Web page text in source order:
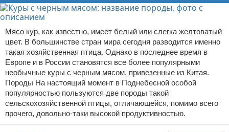
Мясо кур, как известно, имеет белый или слегка желтоватый
цвет. В большинстве стран мира сегодня разводится именно
такая хозяйственная птица. Однако в последнее время в
Европе и в России становятся все более популярными
необычные куры с черным мясом, привезенные из Китая.
Породы На настоящий момент в Поднебесной особой
популярностью пользуются две породы такой
сельскохозяйственной птицы, отличающейся, помимо всего
прочего, довольно-таки высокой продуктивностью.